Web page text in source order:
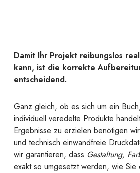
Damit Ihr Projekt reibungslos
kann, ist die korrekte
entscheidend.
Ganz gleich, ob es sich um ein
individuell veredelte Produkte
Ergebnisse zu erzielen benötigen
und technisch einwandfreie
wir garantieren, dass Gestaltung,
exakt so umgesetzt werden, wie Sie